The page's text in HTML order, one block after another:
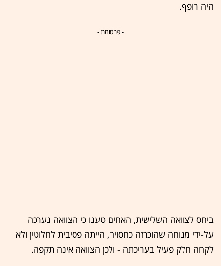
היה רופף.
- פרסומת -
ביחס לצוואה השלישית, האחים טענו כי הצוואה נערכה
על-ידי מנוחה שהוכרזה כחסויה, הייתה פסיבית לחלוטין ולא
לקחה חלק פעיל בעריכתה - ולכן הצוואה אינה תקפה.